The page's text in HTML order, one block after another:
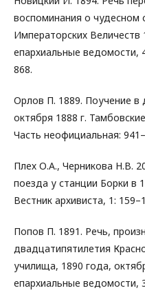
воспоминания о чудесном
Императорских Величеств
епархиальные ведомости,
868.
Орлов П. 1889. Поучение в
октября 1888 г.
Часть неофициальная:
Плех О.А., Черникова Н.В.
поезда у станции Борки в
Вестник архивиста, 1:
Попов П. 1891. Речь,
двадцатипятилетия
училища, 1890 года,
епархиальные ведомости,